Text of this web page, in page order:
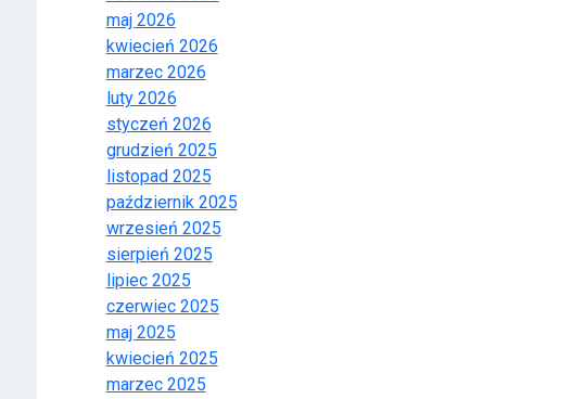
maj 2026
kwiecień 2026
marzec 2026
luty 2026
styczeń 2026
grudzień 2025
listopad 2025
październik 2025
wrzesień 2025
sierpień 2025
lipiec 2025
czerwiec 2025
maj 2025
kwiecień 2025
marzec 2025